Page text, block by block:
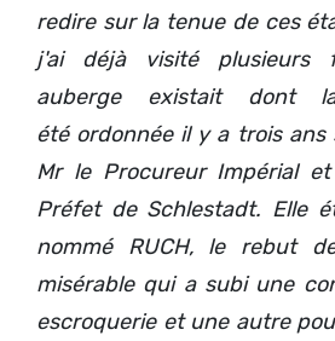
redire sur la tenue de ces
j'ai déjà visité plusieurs
auberge existait dont
été ordonnée il y a trois
Mr le Procureur Impérial
Préfet de Schlestadt. Elle
nommé RUCH, le rebut
misérable qui a subi une
escroquerie et une autre